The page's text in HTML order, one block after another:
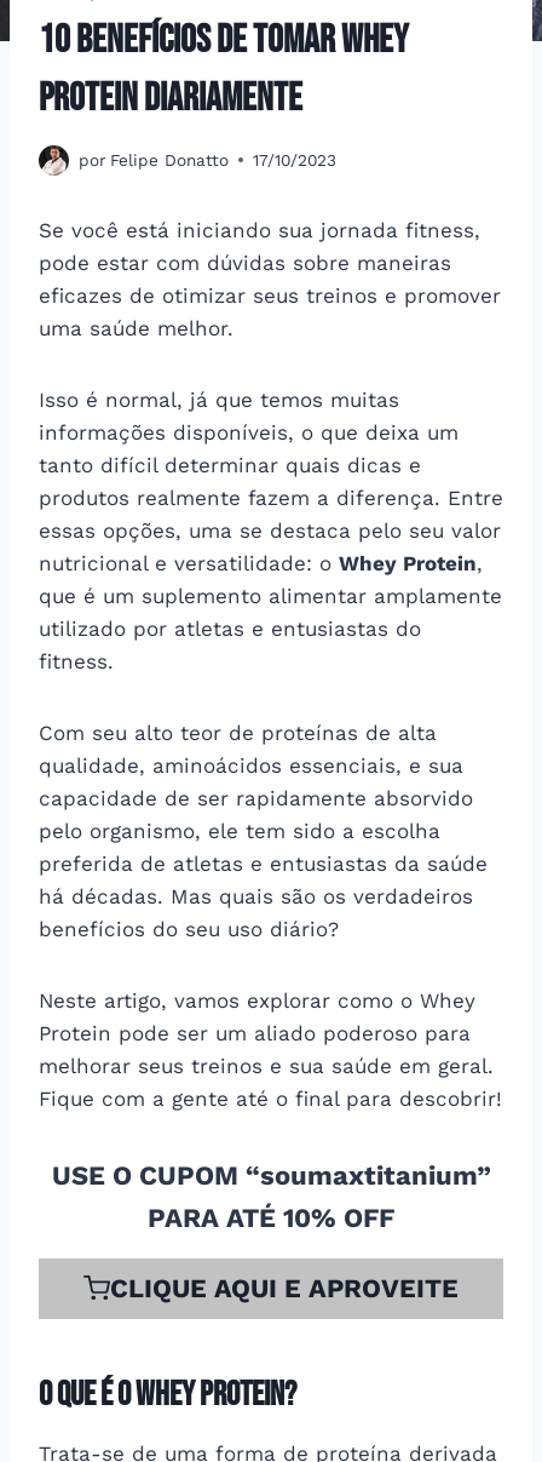
10 Benefícios de Tomar Whey
Protein Diariamente
por Felipe Donatto 17/10/2023
Se você está iniciando sua jornada fitness,
pode estar com dúvidas sobre maneiras
eficazes de otimizar seus treinos e promover
uma saúde melhor.
Isso é normal, já que temos muitas
informações disponíveis, o que deixa um
tanto difícil determinar quais dicas e
produtos realmente fazem a diferença. Entre
essas opções, uma se destaca pelo seu valor
nutricional e versatilidade: o Whey Protein,
que é um suplemento alimentar amplamente
utilizado por atletas e entusiastas do
fitness.
Com seu alto teor de proteínas de alta
qualidade, aminoácidos essenciais, e sua
capacidade de ser rapidamente absorvido
pelo organismo, ele tem sido a escolha
preferida de atletas e entusiastas da saúde
há décadas. Mas quais são os verdadeiros
benefícios do seu uso diário?
Neste artigo, vamos explorar como o Whey
Protein pode ser um aliado poderoso para
melhorar seus treinos e sua saúde em geral.
Fique com a gente até o final para descobrir!
USE O CUPOM “soumaxtitanium”
PARA ATÉ 10% OFF
CLIQUE AQUI E APROVEITE
O que é o Whey Protein?
Trata-se de uma forma de proteína derivada